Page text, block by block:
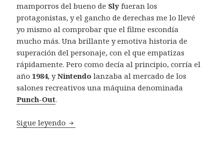
mamporros del bueno de Sly fueran los
protagonistas, y el gancho de derechas me lo llevé
yo mismo al comprobar que el filme escondía
mucho más. Una brillante y emotiva historia de
superación del personaje, con el que empatizas
rápidamente. Pero como decía al principio, corría el
año1984, yNintendolanzaba al mercado de los
salones recreativos una máquina denominada
Punch-Out.
Sigue leyendo Retrovisión: Rocky – Dinamic (1985)